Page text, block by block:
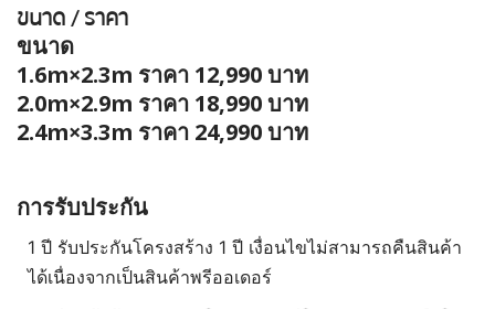
ขนาด / ราคา
ขนาด
1.6m×2.3m ราคา 12,990 บาท
2.0m×2.9m ราคา 18,990 บาท
2.4m×3.3m ราคา 24,990 บาท
การรับประกัน
1 ปี รับประกันโครงสร้าง 1 ปี เงื่อนไขไม่สามารถคืนสินค้า
ได้เนื่องจากเป็นสินค้าพรีออเดอร์